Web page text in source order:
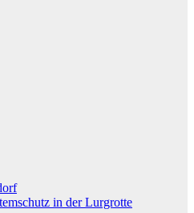
in der Lurgrotte